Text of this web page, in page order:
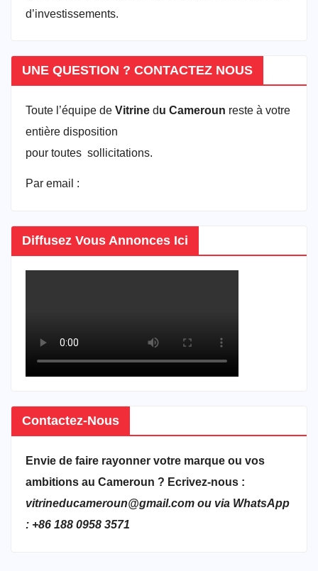
d’investissements.
UNE QUESTION ? CONTACTEZ NOUS
Toute l’équipe de Vitrine du Cameroun reste à votre
entière disposition
pour toutes sollicitations.
Par email :
Diffusez Vous Annonces Ici
Contactez-Nous
Envie de faire rayonner votre marque ou vos
ambitions au Cameroun ? Ecrivez-nous :
vitrineducameroun@gmail.com ou via WhatsApp
: +86 188 0958 3571